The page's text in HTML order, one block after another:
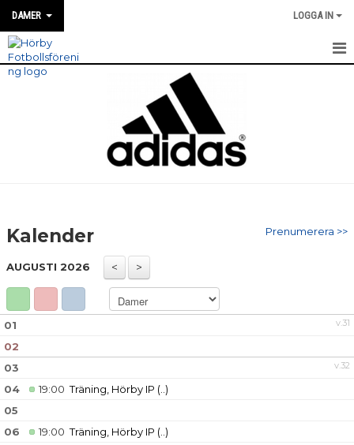
DAMER LOGGA IN
HEM
MATCH INFO / REFERAT
DOKUMENT
KONTAKT
MATCHER
Prenumerera >>
Kalender
AUGUSTI 2026
v.31
01
02
v.32
03
04
19:00Träning, Hörby IP (..)
05
06
19:00Träning, Hörby IP (..)